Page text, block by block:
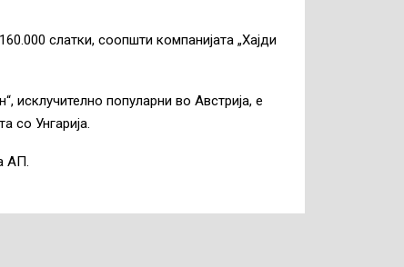
слатки, соопшти компанијата „Хајди
исклучително популарни во Австрија, е
со Унгарија.
АП.